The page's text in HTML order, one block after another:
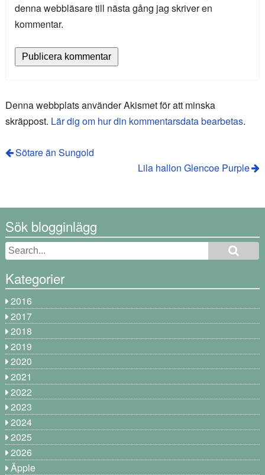
denna webbläsare till nästa gång jag skriver en
kommentar.
Denna webbplats använder Akismet för att minska
skräppost. Lär dig om hur din kommentarsdata bearbetas.
Sötare än Sungold
Lila hallon Glencoe Purple
Sök blogginlägg
Kategorier
2016
2017
2018
2019
2020
2021
2022
2023
2024
2025
2026
Äpple